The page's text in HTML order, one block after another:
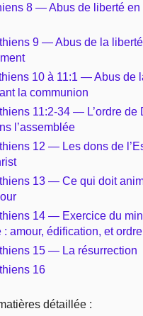
à Z
par passage
bibliques
8 — Abus de liberté en
9 — Abus de la
10 à 11:1 — Abus de
la communion
11:2-34 — L’ordre de
l’assemblée
12 — Les dons de
13 — Ce qui doit
14 — Exercice du
: amour, édification, et ordre
15 — La résurrection
16
détaillée :